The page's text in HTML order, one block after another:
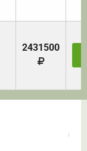
2431500